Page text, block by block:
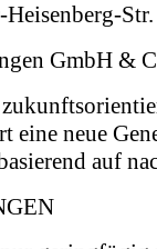
GmbH &
neue
auf